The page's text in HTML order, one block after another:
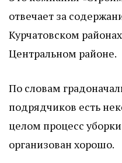
отвечает за
Курчатовском
Центральном районе.
По словам
подрядчиков есть
целом процесс
организован хорошо.